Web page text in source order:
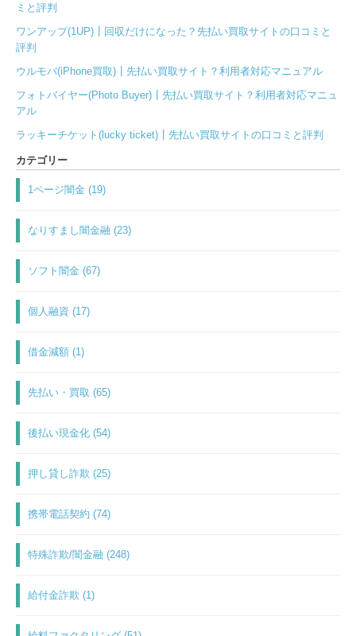
ミと評判
ワンアップ(1UP)┃回収だけになった？先払い買取サイトの口コミと
評判
ウルモバ(iPhone買取)┃先払い買取サイト？利用者対応マニュアル
フォトバイヤー(Photo Buyer)┃先払い買取サイト？利用者対応マニュ
アル
ラッキーチケット(lucky ticket)┃先払い買取サイトの口コミと評判
カテゴリー
1ページ闇金 (19)
なりすまし闇金融 (23)
ソフト闇金 (67)
個人融資 (17)
借金減額 (1)
先払い・買取 (65)
後払い現金化 (54)
押し貸し詐欺 (25)
携帯電話契約 (74)
特殊詐欺/闇金融 (248)
給付金詐欺 (1)